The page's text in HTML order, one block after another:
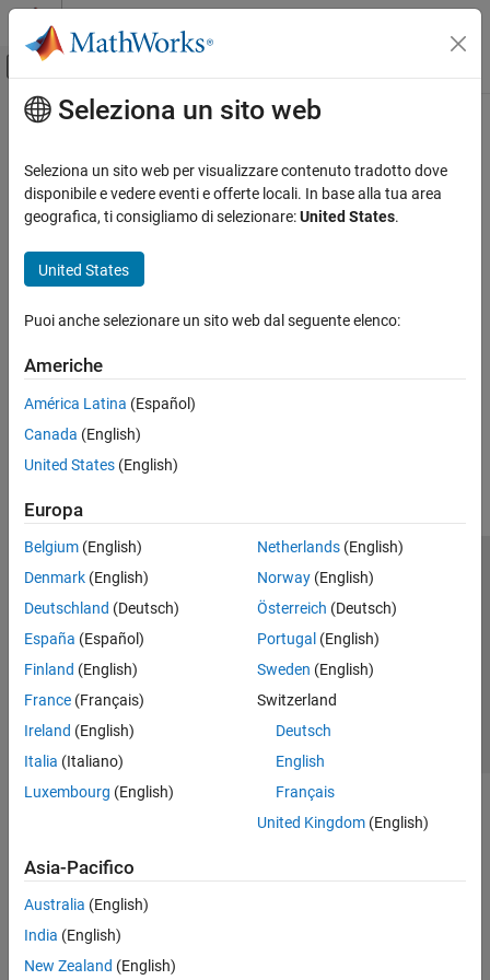
Vai al contenuto
Attiva/disattiva menu di navigazione
Pagina iniziale della documentazione
Contenuto principale
Seleziona un sito web
Seleziona un sito web per visualizzare contenuto tradotto dove
disponibile e vedere eventi e offerte locali. In base alla tua area
geografica, ti consigliamo di selezionare:United States.
United States
Puoi anche selezionare un sito web dal seguente elenco:
Americhe
América Latina (Español)
Canada (English)
United States (English)
Europa
Belgium (English)
Denmark (English)
Deutschland (Deutsch)
España (Español)
Finland (English)
France (Français)
Ireland (English)
Italia (Italiano)
Luxembourg (English)
Netherlands(English)
Norway(English)
Österreich (Deutsch)
Portugal (English)
Sweden (English)
Switzerland
Deutsch
English
Français
United Kingdom(English)
Asia-Pacifico
Australia (English)
India (English)
New Zealand (English)
Centro di fiducia
Informativa sulla privacy
Antipirateria
Stato dell'applicazione
Contatti
© 1994-2026 The MathWorks, Inc.